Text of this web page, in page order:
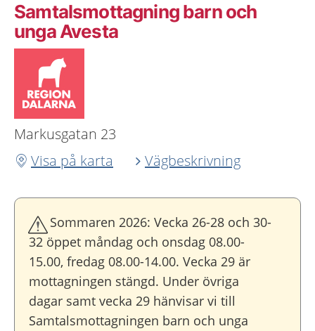
Samtalsmottagning barn och
unga Avesta
Markusgatan 23
Visa på karta
Vägbeskrivning
Sommaren 2026: Vecka 26-28 och 30-
32 öppet måndag och onsdag 08.00-
15.00, fredag 08.00-14.00. Vecka 29 är
mottagningen stängd. Under övriga
dagar samt vecka 29 hänvisar vi till
Samtalsmottagningen barn och unga